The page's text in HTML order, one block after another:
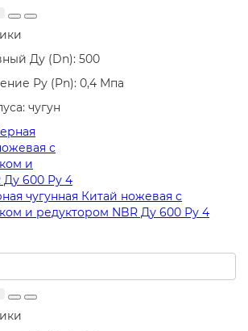
Ду (Dn): 500
Ру (Pn): 0,4 Мпа
чугун
чугунная Китай ножевая с
и редуктором NBR Ду 600 Ру 4